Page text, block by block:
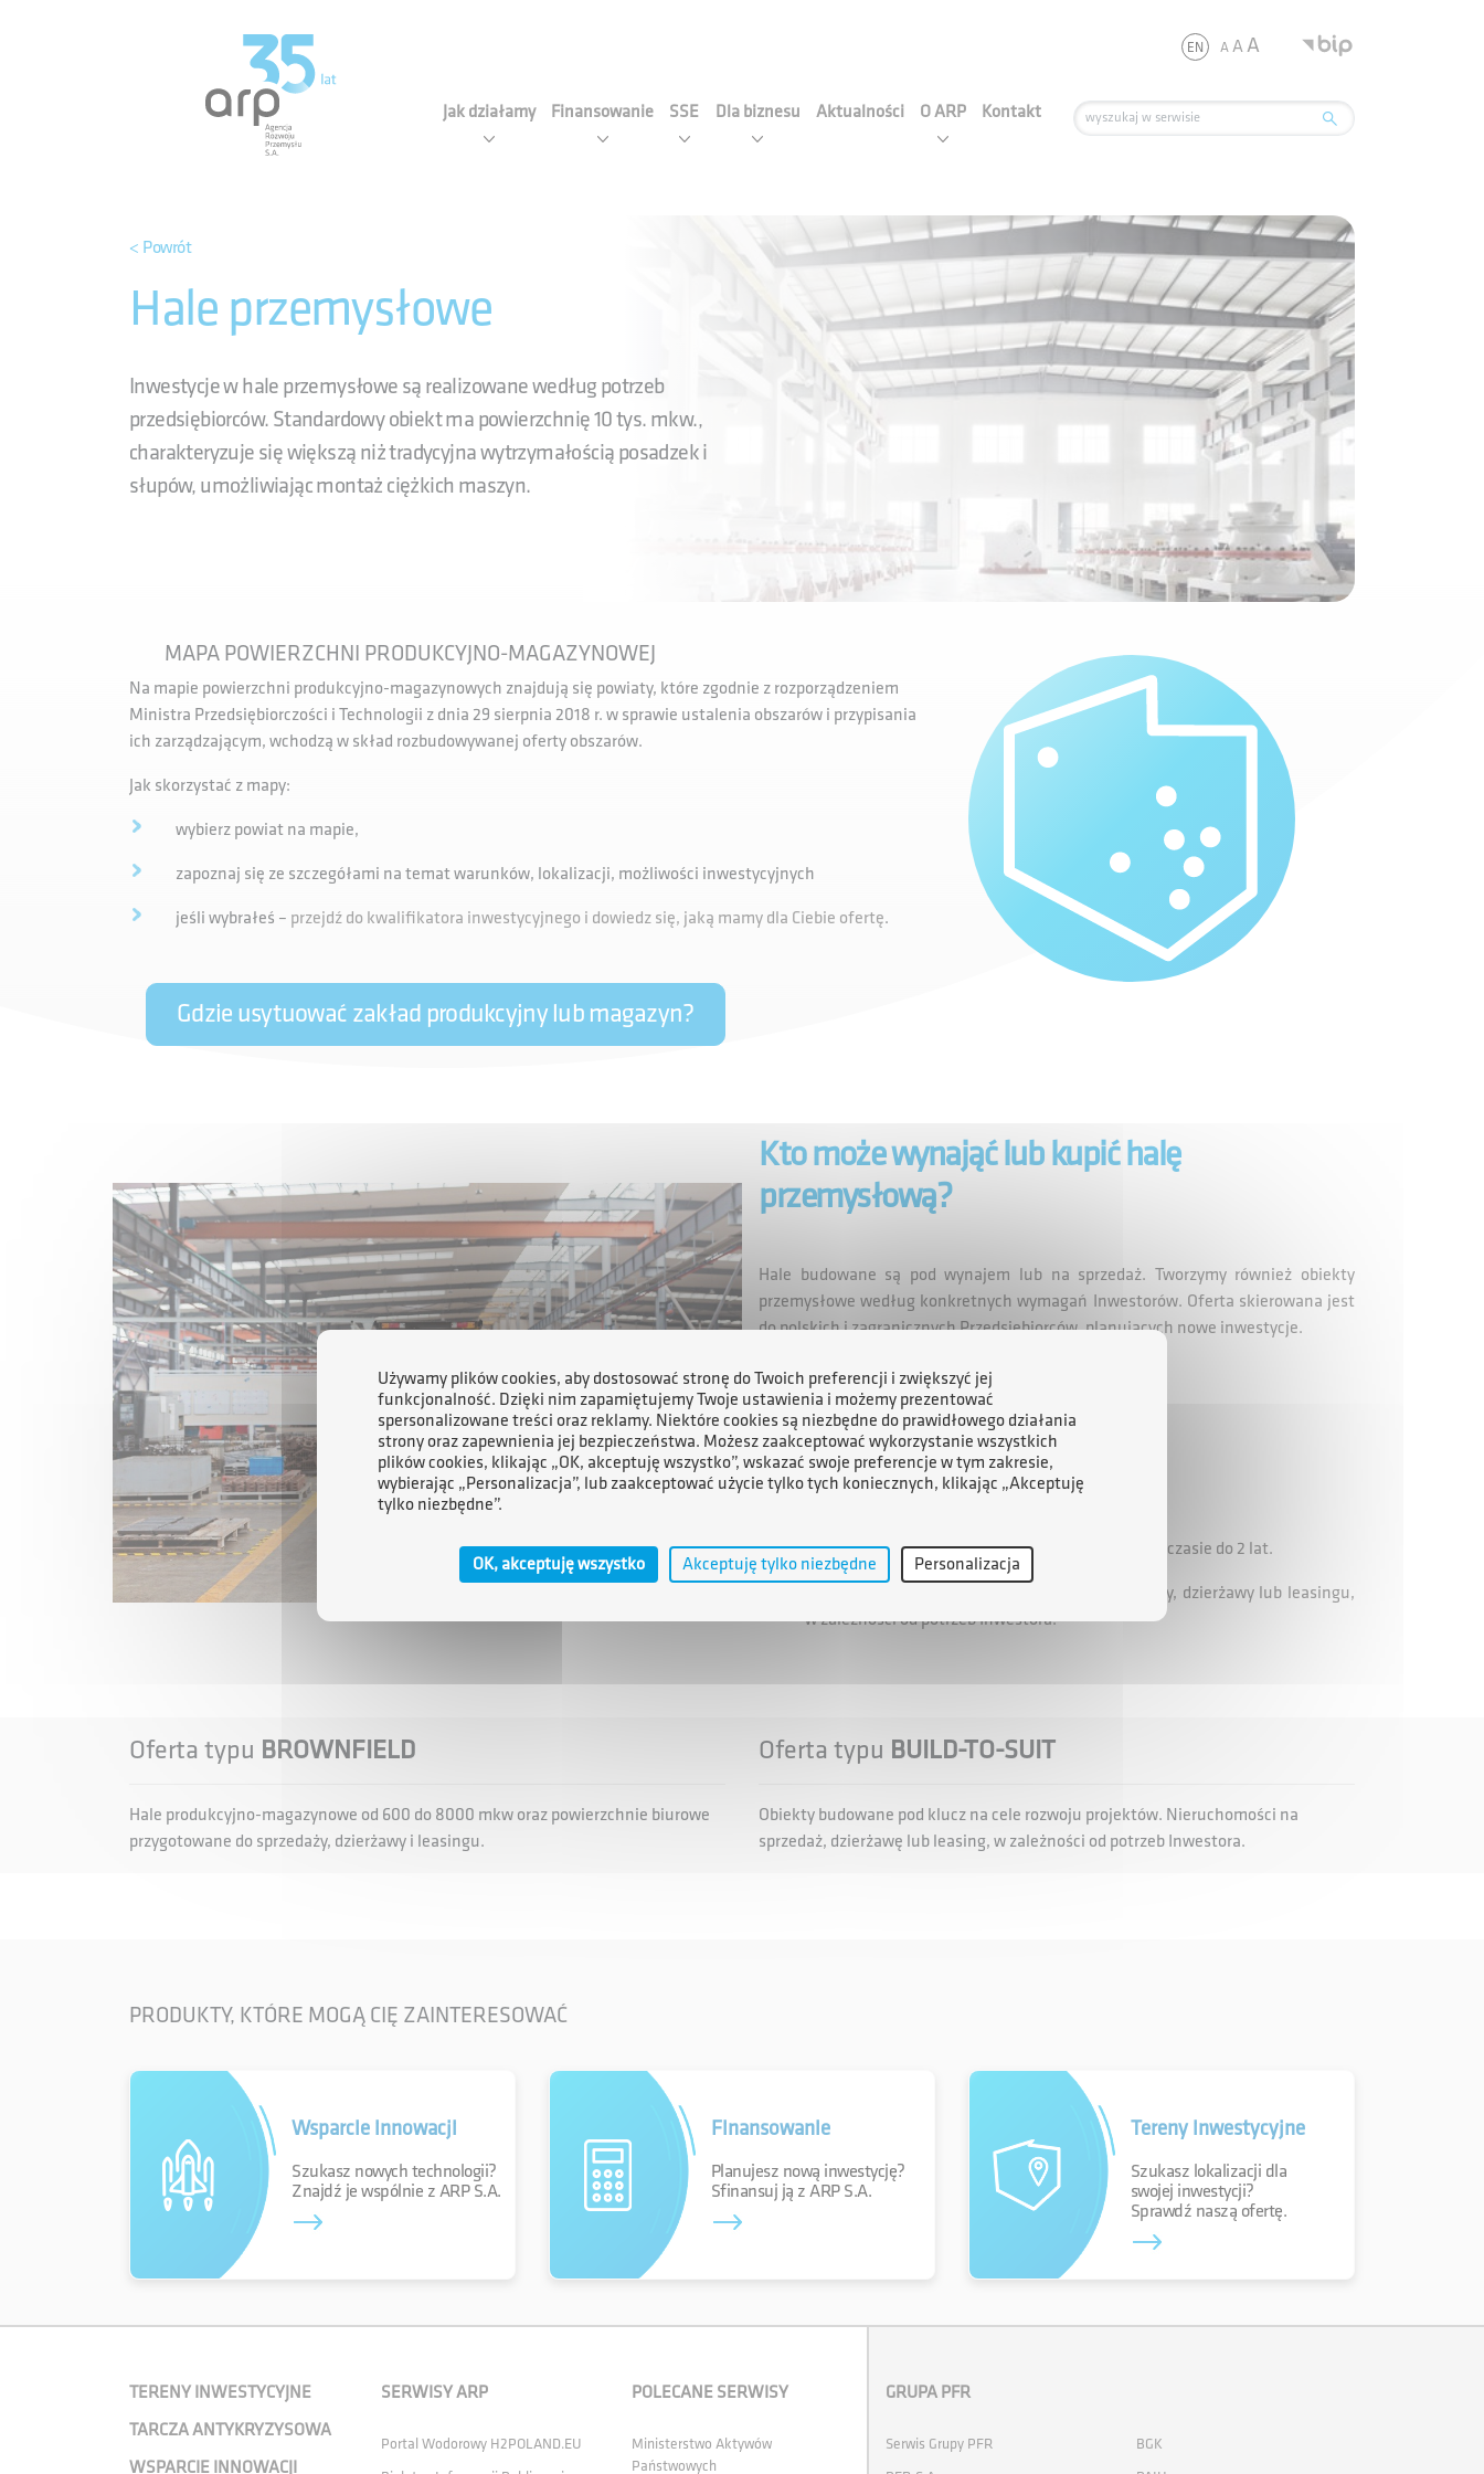
Jak działamy Finansowanie SSE Dla biznesu Aktualności O ARP Kontakt
EN AAA
< Powrót
Hale przemysłowe
Inwestycje w hale przemysłowe są realizowane według potrzeb
przedsiębiorców. Standardowy obiekt ma powierzchnię 10 tys. mkw.,
charakteryzuje się większą niż tradycyjna wytrzymałością posadzek i
słupów, umożliwiając montaż ciężkich maszyn.
MAPA POWIERZCHNI PRODUKCYJNO-MAGAZYNOWEJ
Na mapie powierzchni produkcyjno-magazynowych znajdują się powiaty, które zgodnie z rozporządzeniem
Ministra Przedsiębiorczości i Technologii z dnia 29 sierpnia 2018 r. w sprawie ustalenia obszarów i przypisania
ich zarządzającym, wchodzą w skład rozbudowywanej oferty obszarów.
Jak skorzystać z mapy:
wybierz powiat na mapie,
zapoznaj się ze szczegółami na temat warunków, lokalizacji, możliwości inwestycyjnych
jeśli wybrałeś – przejdź do kwalifikatora inwestycyjnego i dowiedz się, jaką mamy dla Ciebie ofertę.
Gdzie usytuować zakład produkcyjny lub magazyn?
Kto może wynająć lub kupić halę
przemysłową?
Hale budowane są pod wynajem lub na sprzedaż. Tworzymy również obiekty
przemysłowe według konkretnych wymagań Inwestorów. Oferta skierowana jest
do polskich i zagranicznych Przedsiębiorców, planujących nowe inwestycje.
Jakie są zalety naszej oferty?
Gotowe nieruchomości.
Duży wybór dogodnych lokalizacji.
Budowa obiektu według potrzeb Przedsiębiorcy w czasie do 2 lat.
Udostępnianie nieruchomości w formie sprzedaży, dzierżawy lub leasingu,
w zależności od potrzeb Inwestora.
Oferta typu BROWNFIELD
Hale produkcyjno-magazynowe od 600 do 8000 mkw oraz powierzchnie biurowe
przygotowane do sprzedaży, dzierżawy i leasingu.
Oferta typu BUILD-TO-SUIT
Obiekty budowane pod klucz na cele rozwoju projektów. Nieruchomości na
sprzedaż, dzierżawę lub leasing, w zależności od potrzeb Inwestora.
PRODUKTY, KTÓRE MOGĄ CIĘ ZAINTERESOWAĆ
Wsparcie innowacji
Szukasz nowych technologii?
Znajdź je wspólnie z ARP S.A.
Finansowanie
Planujesz nową inwestycję?
Sfinansuj ją z ARP S.A.
Tereny inwestycyjne
Szukasz lokalizacji dla
swojej inwestycji?
Sprawdź naszą ofertę.
TERENY INWESTYCYJNE
TARCZA ANTYKRYZYSOWA
WSPARCIE INNOWACJI
SERWISY ARP
Portal Wodorowy H2POLAND.EU
POLECANE SERWISY
Ministerstwo Aktywów
Państwowych
GRUPA PFR
Serwis Grupy PFR
BGK
Używamy plików cookies, aby dostosować stronę do Twoich preferencji i zwiększyć jej
funkcjonalność. Dzięki nim zapamiętujemy Twoje ustawienia i możemy prezentować
spersonalizowane treści oraz reklamy. Niektóre cookies są niezbędne do prawidłowego działania
strony oraz zapewnienia jej bezpieczeństwa. Możesz zaakceptować wykorzystanie wszystkich
plików cookies, klikając „OK, akceptuję wszystko”, wskazać swoje preferencje w tym zakresie,
wybierając „Personalizacja”, lub zaakceptować użycie tylko tych koniecznych, klikając „Akceptuję
tylko niezbędne”.
OK, akceptuję wszystko Akceptuję tylko niezbędne Personalizacja